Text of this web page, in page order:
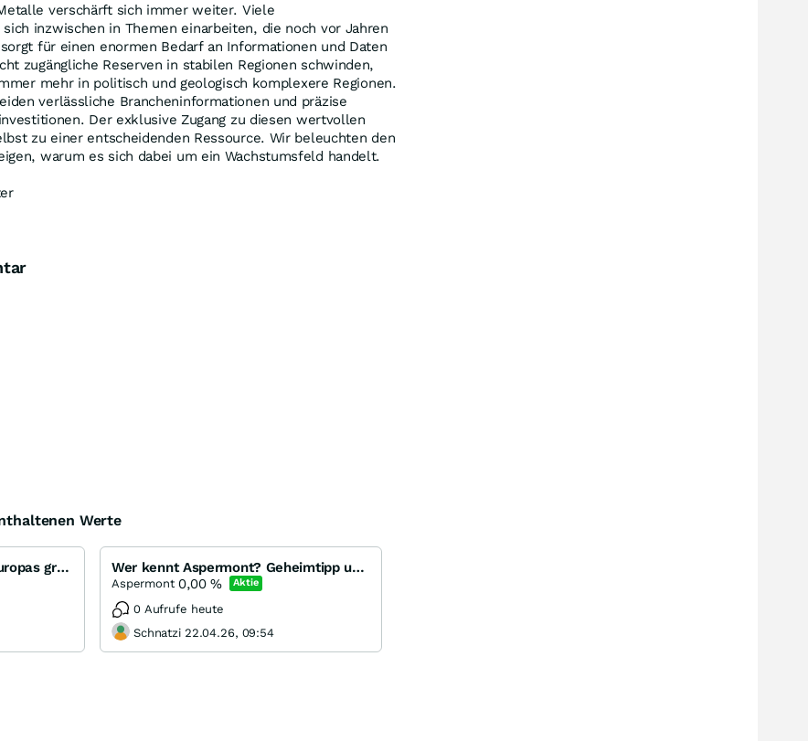
verschärft sich immer weiter. Viele
inzwischen in Themen einarbeiten, die noch vor Jahren
für einen enormen Bedarf an Informationen und Daten
zugängliche Reserven in stabilen Regionen schwinden,
mehr in politisch und geologisch komplexere Regionen.
verlässliche Brancheninformationen und präzise
Der exklusive Zugang zu diesen wertvollen
zu einer entscheidenden Ressource. Wir beleuchten den
warum es sich dabei um ein Wachstumsfeld handelt.
Werte
Glencore International AG Europas größter Börsengang Wer kennt Aspermont? Geheimtipp unter den Pennystocks
Aspermont 0,00% Aktie
0 Aufrufe heute
Schnatzi 22.04.26, 09:54